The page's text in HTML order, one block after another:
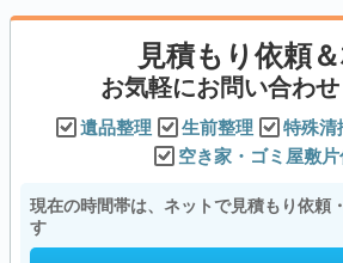
見積もり依頼
お気軽にお問い合わ
遺品整理 生前整理 特殊清
空き家・ゴミ屋敷
現在の時間帯は、ネットで見積もり依頼
す